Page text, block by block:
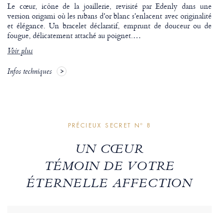
Le cœur, icône de la joaillerie, revisité par Edenly dans une
version origami où les rubans d'or blanc s'enlacent avec originalité
et élégance. Un bracelet déclaratif, emprunt de douceur ou de
fougue, délicatement attaché au poignet.…
Voir plus
Infos techniques
PRÉCIEUX SECRET Nº 8
UN CŒUR
TÉMOIN DE VOTRE
ÉTERNELLE AFFECTION